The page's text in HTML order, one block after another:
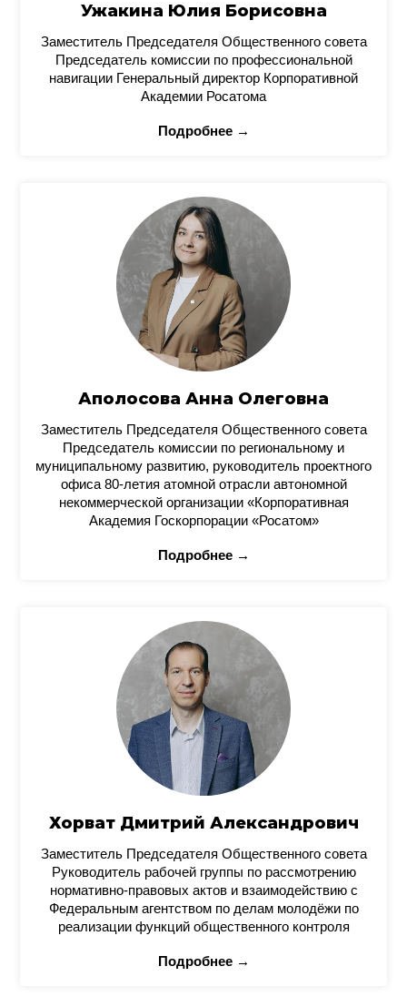
Ужакина Юлия Борисовна
Заместитель Председателя Общественного совета
Председатель комиссии по профессиональной
навигации Генеральный директор Корпоративной
Академии Росатома
Подробнее →
Аполосова Анна Олеговна
Заместитель Председателя Общественного совета
Председатель комиссии по региональному и
муниципальному развитию, руководитель проектного
офиса 80-летия атомной отрасли автономной
некоммерческой организации «Корпоративная
Академия Госкорпорации «Росатом»
Подробнее →
Хорват Дмитрий Александрович
Заместитель Председателя Общественного совета
Руководитель рабочей группы по рассмотрению
нормативно-правовых актов и взаимодействию с
Федеральным агентством по делам молодёжи по
реализации функций общественного контроля
Подробнее →